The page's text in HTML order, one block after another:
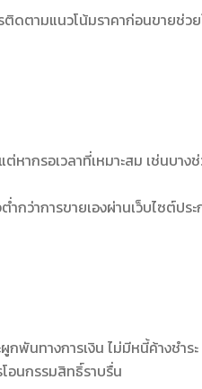
ดตามแนวโน้มราคาก่อนขายช่ว
ากรอเวลาที่เหมาะสม เช่นบาง
กว่าการขายเองผ่านเว็บไซต์ประ
พันทางการเงิน ไม่มีหนี้ค้างชำระ
อนกรรมสิทธิ์ราบรื่น